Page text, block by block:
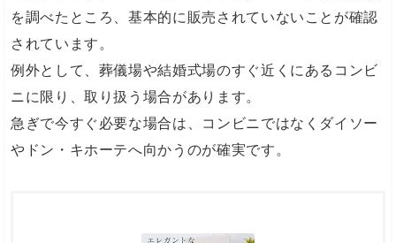
を調べたところ、基本的に販売されていないことが確認
されています。
例外として、葬儀場や結婚式場のすぐ近くにあるコンビ
ニに限り、取り扱う場合があります。
急ぎで今すぐ必要な場合は、コンビニではなくダイソー
やドン・キホーテへ向かうのが確実です。